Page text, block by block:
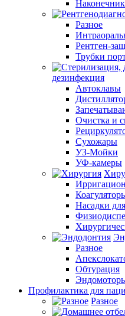
Разное
Рентген-
Трубки
дезинфекция
Автоклавы
Очистка и
Сухожары
УЗ-Мойки
УФ-камеры
Насадки
Разное
Обтурация
Профилактика для
Разное